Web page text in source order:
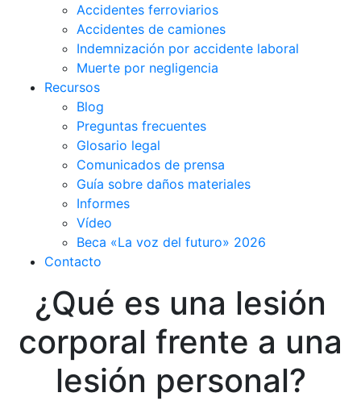
Accidentes ferroviarios
Accidentes de camiones
Indemnización por accidente laboral
Muerte por negligencia
Recursos
Blog
Preguntas frecuentes
Glosario legal
Comunicados de prensa
Guía sobre daños materiales
Informes
Vídeo
Beca «La voz del futuro» 2026
Contacto
¿Qué es una lesión
corporal frente a una
lesión personal?